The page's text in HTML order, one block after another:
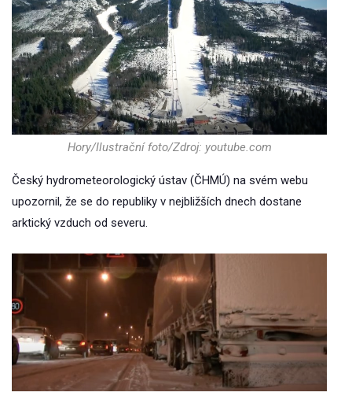
Hory/Ilustrační foto/Zdroj: youtube.com
Český hydrometeorologický ústav (ČHMÚ) na svém webu
upozornil, že se do republiky v nejbližších dnech dostane
arktický vzduch od severu.